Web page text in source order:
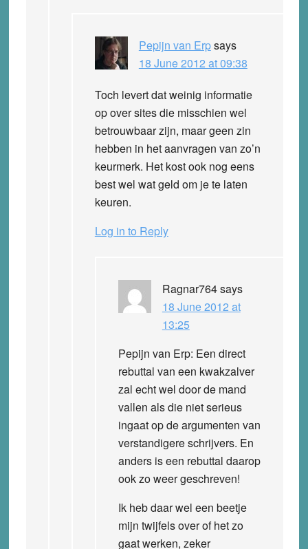
Pepijn van Erpsays
18 June 2012 at 09:38
Toch levert dat weinig informatie
op over sites die misschien wel
betrouwbaar zijn, maar geen zin
hebben in het aanvragen van zo’n
keurmerk. Het kost ook nog eens
best wel wat geld om je te laten
keuren.
Log in to Reply
Ragnar764says
18 June 2012 at
13:25
Pepijn van Erp: Een direct
rebuttal van een kwakzalver
zal echt wel door de mand
vallen als die niet serieus
ingaat op de argumenten van
verstandigere schrijvers. En
anders is een rebuttal daarop
ook zo weer geschreven!
Ik heb daar wel een beetje
mijn twijfels over of het zo
gaat werken, zeker